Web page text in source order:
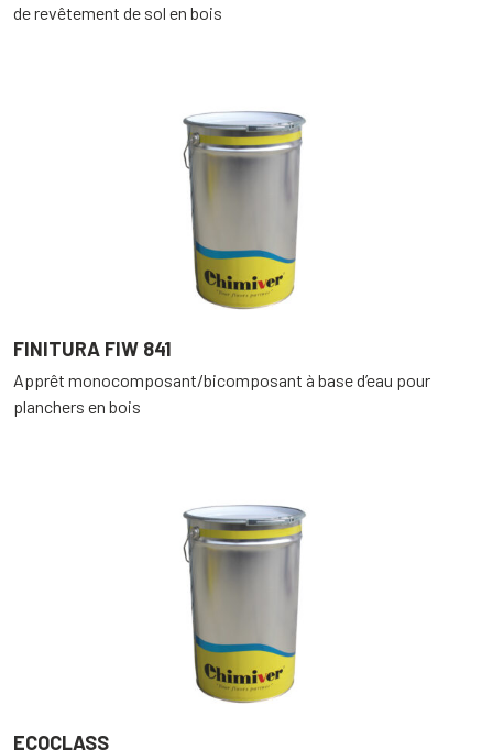
de revêtement de sol en bois
FINITURA FIW 841
Apprêt monocomposant/bicomposant à base d’eau pour
planchers en bois
ECOCLASS